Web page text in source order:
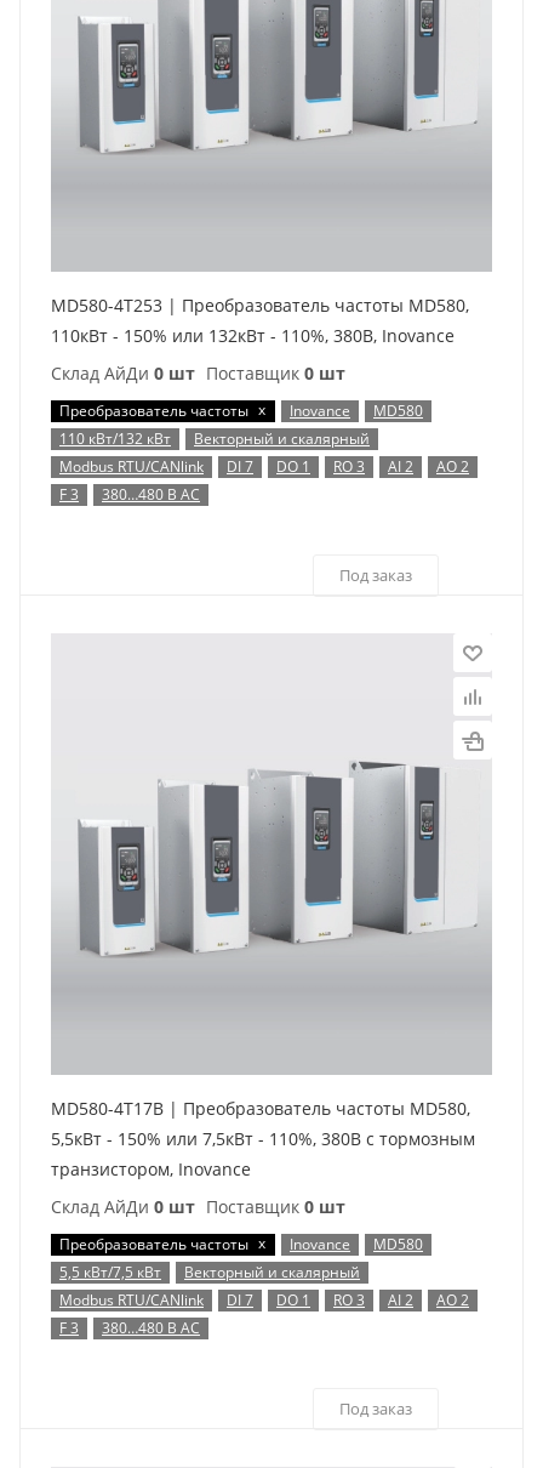
MD580-4T253 | Преобразователь частоты MD580,
110кВт - 150% или 132кВт - 110%, 380В, Inovance
Склад АйДи 0 шт Поставщик 0 шт
Преобразователь частоты x Inovance
MD580
110 кВт/132 кВт
Векторный и скалярный
Modbus RTU/CANlink
DI 7 DO 1 RO 3 AI 2
AO 2
F 3
380…480 В AC
Под заказ
MD580-4T17B | Преобразователь частоты MD580,
5,5кВт - 150% или 7,5кВт - 110%, 380В с тормозным
транзистором, Inovance
Склад АйДи 0 шт Поставщик 0 шт
Преобразователь частоты x Inovance
MD580
5,5 кВт/7,5 кВт
Векторный и скалярный
Modbus RTU/CANlink
DI 7 DO 1 RO 3 AI 2
AO 2
F 3
380…480 В AC
Под заказ